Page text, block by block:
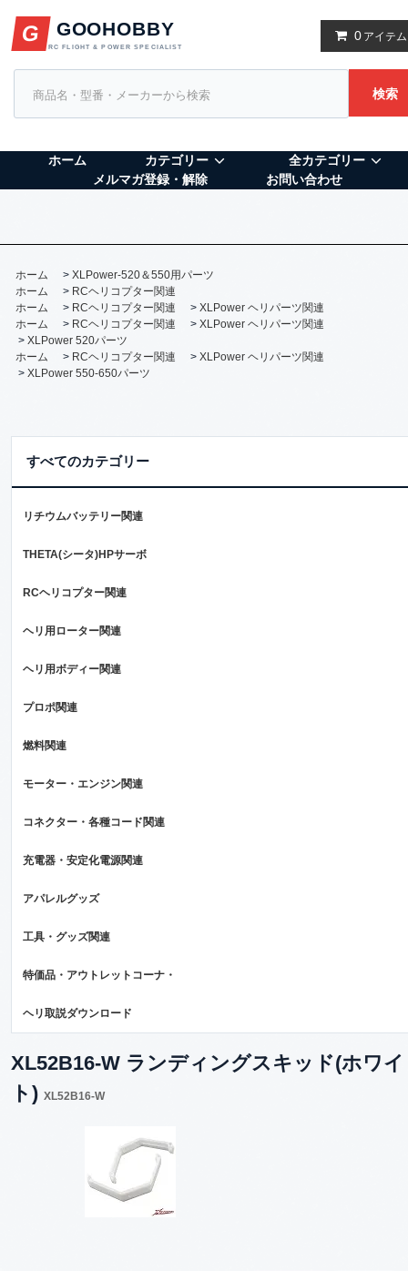
検索
0 アイテム
G GOOHOBBY
RC FLIGHT & POWER SPECIALIST
ホーム カテゴリー
全カテゴリー
メルマガ登録・解除
お問い合わせ
ホーム > XLPower-520＆550用パーツ
ホーム
> RCヘリコプター関連
ホーム
> RCヘリコプター関連 > XLPower ヘリパーツ関連
ホーム
> RCヘリコプター関連 > XLPower ヘリパーツ関連
> XLPower 520パーツ
ホーム
> RCヘリコプター関連 > XLPower ヘリパーツ関連
> XLPower 550-650パーツ
すべてのカテゴリー
リチウムバッテリー関連
THETA(シータ)HPサーボ
RCヘリコプター関連
ヘリ用ローター関連
ヘリ用ボディー関連
プロポ関連
燃料関連
モーター・エンジン関連
コネクター・各種コード関連
充電器・安定化電源関連
アパレルグッズ
工具・グッズ関連
特価品・アウトレットコーナ・
ヘリ取説ダウンロード
XL52B16-W ランディングスキッド(ホワイ
ト) XL52B16-W